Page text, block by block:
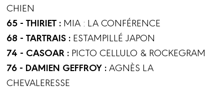
CHIEN
65 - THIRIET : MIA : LA CONFÉRENCE
68 - TARTRAIS : ESTAMPILLÉ JAPON
74 - CASOAR : PICTO CELLULO & ROCKEGRAM
76 - DAMIEN GEFFROY :AGNÈS LA
CHEVALERESSE